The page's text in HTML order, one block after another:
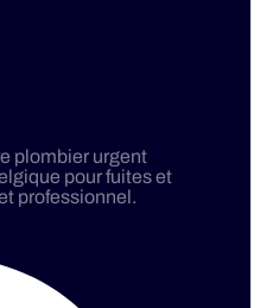
plombier urgent
pour fuites et
professionnel.